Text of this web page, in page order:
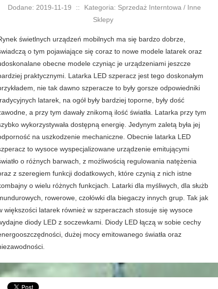
Dodane: 2019-11-19 ::
Kategoria: Sprzedaż Interntowa / Inne
Sklepy
świetlnych urządzeń mobilnych ma się bardzo dobrze,
o tym pojawiające się coraz to nowe modele latarek oraz
obecne modele czyniąc je urządzeniami jeszcze
praktycznymi. Latarka LED szperacz jest tego doskonałym
nie tak dawno szperacze to były gorsze odpowiedniki
latarek, na ogół były bardziej toporne, były dość
a przy tym dawały znikomą ilość światła. Latarka przy tym
wykorzystywała dostępną energię. Jedynym zaletą była jej
na uszkodzenie mechaniczne. Obecnie latarka LED
to wysoce wyspecjalizowane urządzenie emitującymi
o różnych barwach, z możliwością regulowania natężenia
z szeregiem funkcji dodatkowych, które czynią z nich istne
o wielu różnych funkcjach. Latarki dla myśliwych, dla służb
rowerowe, czołówki dla biegaczy innych grup. Tak jak
większości latarek również w szperaczach stosuje się wysoce
diody LED z soczewkami. Diody LED łączą w sobie cechy
dużej mocy emitowanego światła oraz